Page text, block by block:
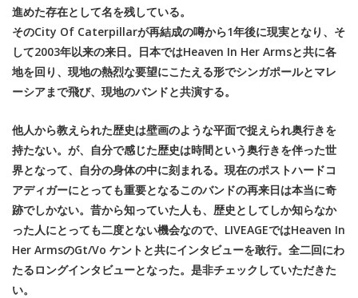
進めた存在として名を残している。
そのCity Of Caterpillarが再結成の噂から1年後に現実となり、そ
して2003年以来の来日。日本ではHeaven In Her Armsと共に各
地を回り、現地の熱烈な要望にこたえる形でシンガポールとマレ
ーシアまで飛び、現地のバンドと共演する。
他人から教えられた歴史は壁画のような平面で捉えられ奥行きを
持たない。が、自分で感じた歴史は時間という奥行きを伴った世
界となって、自分の身体の中に刻まれる。現在のポストハードコ
アディガーにとっても重要となるこのバンドの再来日は本当に奇
跡でしかない。昔から知っていた人も、歴史としてしか知らなか
った人にとっても二度とない機会なので、LIVEAGEではHeaven In
Her ArmsのGt/Vo ケントと共にインタビューを敢行。全二回にわ
たるロングインタビューとなった。是非チェックしていただきた
い。